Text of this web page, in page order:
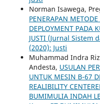
Norman Isawega,
PENERAPAN
DEPLOYMENT PADA
JUSTI (Jurnal Sistem
(2020): Justi
Muhammad Indra
Andesta, USULAN
UNTUK MESIN B-67
REALIBILITY
BUMIMULIA INDAH